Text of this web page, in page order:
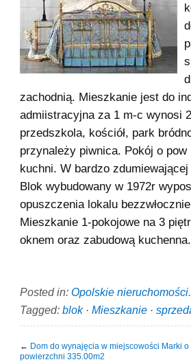
zachodnią. Mieszkanie jest do
admiistracyjna za 1 m-c wynosi
przedszkola, kościół, park
przynależy piwnica. Pokój o
kuchni. W bardzo
Blok wybudowany w 1972r
opuszczenia lokalu
Mieszkanie 1-pokojowe na 3
oknem oraz zabudową kuchenna.
Posted in: Opolskie nieruchomości.
Tagged: blok· Mieszkanie ·
← Dom do wynajęcia w miejscowości Marki o
powierzchni 335.00m2